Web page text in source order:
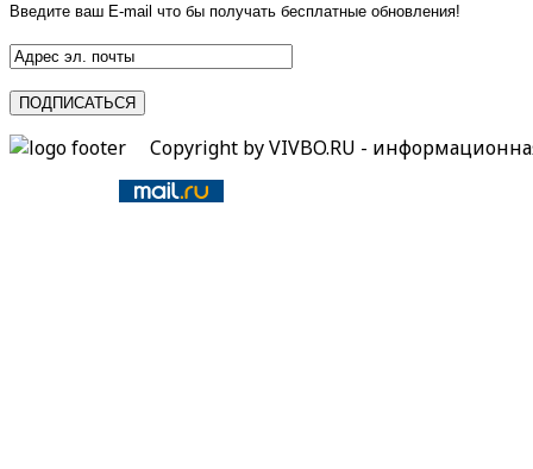
Введите ваш E-mail что бы получать бесплатные обновления!
Copyright by VIVBO.RU -